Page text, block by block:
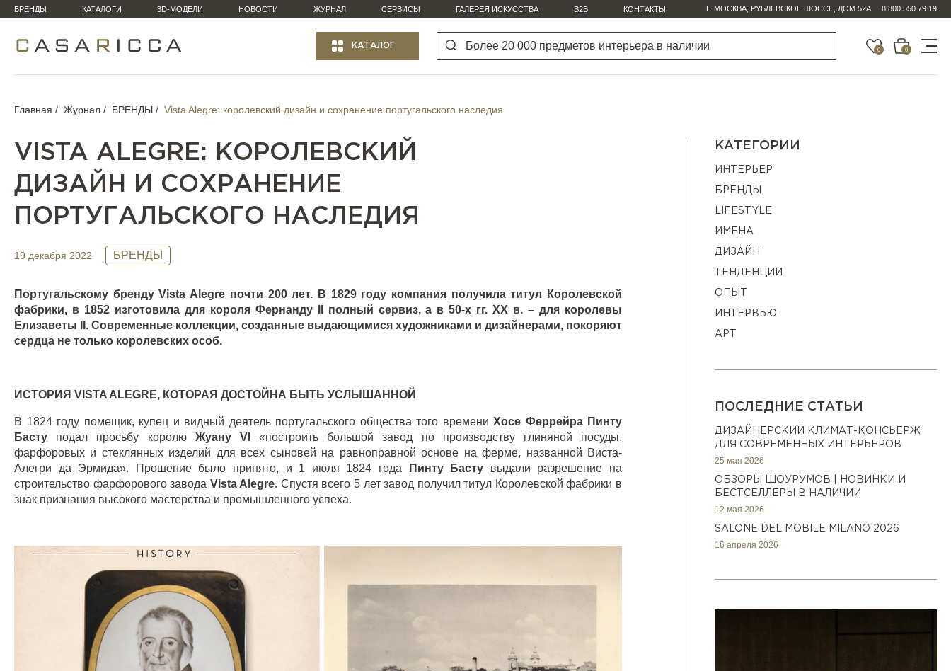
БРЕНДЫ КАТАЛОГИ 3D-МОДЕЛИ НОВОСТИ ЖУРНАЛ СЕРВИСЫ ГАЛЕРЕЯ ИСКУССТВА B2B КОНТАКТЫ Г. МОСКВА, РУБЛЕВСКОЕ ШОССЕ, ДОМ 52А 8 800 550 79 19
КАТАЛОГ 0 0
Главная Журнал БРЕНДЫ Vista Alegre: королевский дизайн и сохранение португальского наследия
VISTA ALEGRE: КОРОЛЕВСКИЙ
ДИЗАЙН И СОХРАНЕНИЕ
ПОРТУГАЛЬСКОГО НАСЛЕДИЯ
19 декабря 2022 БРЕНДЫ
Португальскому бренду Vista Alegre почти 200 лет. В 1829 году компания получила титул Королевской
фабрики, в 1852 изготовила для короля Фернанду
полный сервиз, а в 50-х гг.XX в. – для королевы
Елизаветы
. Современные коллекции, созданные выдающимися художниками и дизайнерами, покоряют
сердца не только королевских особ.
ИСТОРИЯ VISTA ALEGRE, КОТОРАЯ ДОСТОЙНА БЫТЬ УСЛЫШАННОЙ
В 1824 году помещик, купец и видный деятель португальского общества того времени Хосе Феррейра Пинту
Басту подал просьбу королю Жуану VI
«построить большой завод по производству глиняной посуды,
фарфоровых и стеклянных изделий для всех сыновей на равноправной основе на ферме, названной Виста-
Алегри да Эрмида». Прошение было принято, и 1 июля 1824 года
Пинту Басту выдали разрешение на
строительство фарфорового завода Vista Alegre. Спустя всего 5 лет завод получил титул Королевской фабрики в
знак признания высокого мастерства и промышленного успеха.
КАТЕГОРИИ
ИНТЕРЬЕР
БРЕНДЫ
LIFESTYLE
ИМЕНА
ДИЗАЙН
ТЕНДЕНЦИИ
ОПЫТ
ИНТЕРВЬЮ
АРТ
ПОСЛЕДНИЕ СТАТЬИ
ДИЗАЙНЕРСКИЙ КЛИМАТ-КОНСЬЕРЖ
ДЛЯ СОВРЕМЕННЫХ ИНТЕРЬЕРОВ
25 мая 2026
ОБЗОРЫ ШОУРУМОВ | НОВИНКИ И
БЕСТСЕЛЛЕРЫ В НАЛИЧИИ
12 мая 2026
SALONE DEL MOBILE MILANO 2026
16 апреля 2026